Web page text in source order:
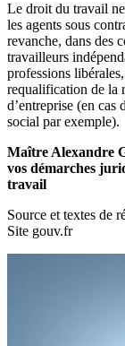
Le droit du travail
les agents sous
revanche, dans des
travailleurs
professions
requalification de la
d’entreprise (en cas
social par exemple).
Maître Alexandre
vos démarches
travail
Source et textes de
Site gouv.fr